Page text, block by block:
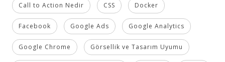
Call to Action Nedir CSS Docker
Facebook Google Ads Google Analytics
Google Chrome Görsellik ve Tasarım Uyumu